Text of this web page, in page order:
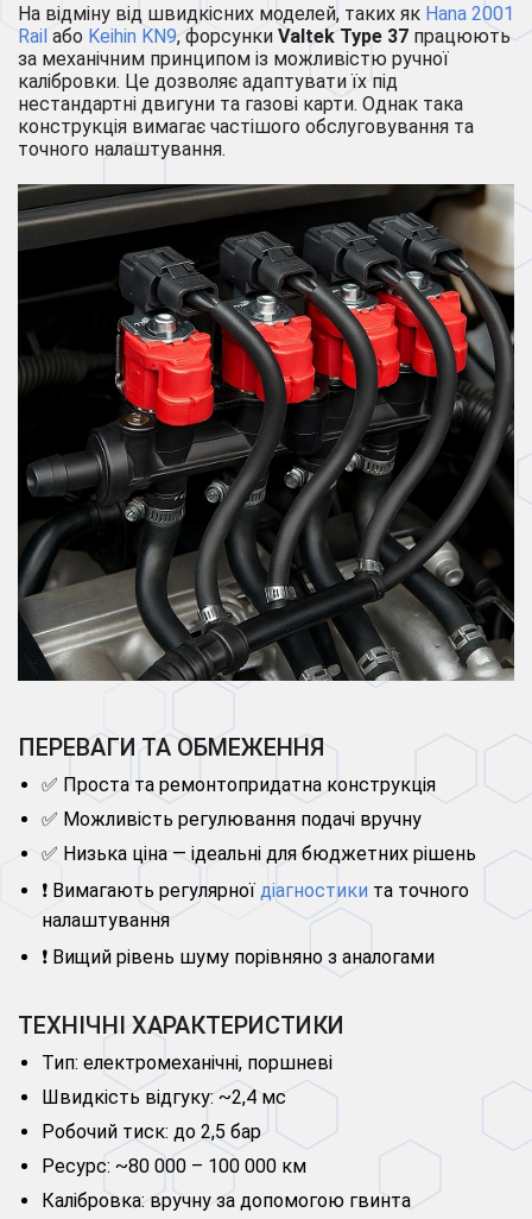
На відміну від швидкісних моделей, таких як Hana 2001
Rail або Keihin KN9, форсунки Valtek Type 37 працюють
за механічним принципом із можливістю ручної
калібровки. Це дозволяє адаптувати їх під
нестандартні двигуни та газові карти. Однак така
конструкція вимагає частішого обслуговування та
точного налаштування.
ПЕРЕВАГИ ТА ОБМЕЖЕННЯ
✅ Проста та ремонтопридатна конструкція
✅ Можливість регулювання подачі вручну
✅ Низька ціна — ідеальні для бюджетних рішень
❗ Вимагають регулярної діагностики та точного
налаштування
❗ Вищий рівень шуму порівняно з аналогами
ТЕХНІЧНІ ХАРАКТЕРИСТИКИ
Тип: електромеханічні, поршневі
Швидкість відгуку: ~2,4 мс
Робочий тиск: до 2,5 бар
Ресурс: ~80 000 – 100 000 км
Калібровка: вручну за допомогою гвинта